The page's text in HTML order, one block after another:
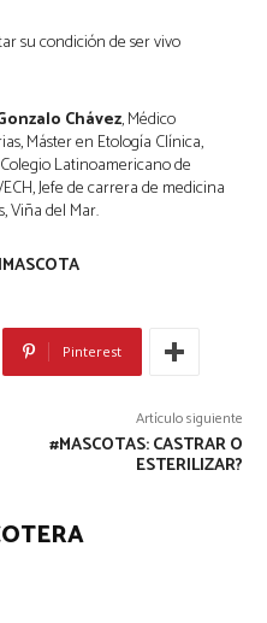
su condición de ser vivo
Chávez, Médico
Máster en Etología Clínica,
Latinoamericano de
Jefe de carrera de medicina
Viña del Mar.
Pinterest
Artículo siguiente
#MASCOTAS: CASTRAR O
ESTERILIZAR?